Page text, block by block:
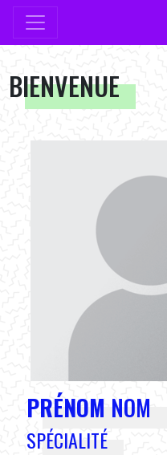
BIENVENUE
PRÉNOM NOM
SPÉCIALITÉ